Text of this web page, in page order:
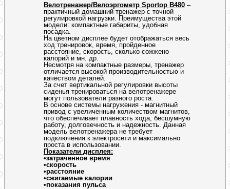
Велотренажер/Велоэргометр Sportop B480–
практичный домашний тренажер с точной
регулировкой нагрузки. Преимущества этой
модели: компактные габариты, удобная
посадка.
На цветном дисплее будет отображаться весь
ход тренировок, время, пройденное
расстояние, скорость, сколько сожжено
калорий и мн. др.
Несмотря на компактные размеры, тренажер
отличается высокой производительностью и
качеством деталей.
За счет вертикальной регулировки высоты
сиденья тренироваться на велотренажере
могут пользователи разного роста.
В основе системы нагружения - магнитный
привод с увеличенным количеством магнитов,
что обеспечивает плавность хода, бесшумную
работу, долговечность и надежность. Данная
модель велотренажера не требует
подключения к электросети и максимально
проста в использовании.
Показатели дисплея:
•затраченное время
•скорость
•расстояние
•сжигаемые калории
•показания пульса